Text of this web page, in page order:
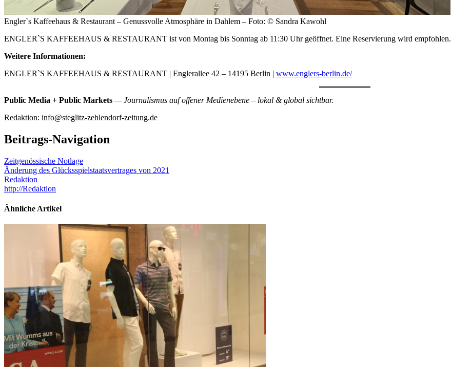
Engler`s Kaffeehaus & Restaurant – Genussvolle Atmosphäre in Dahlem – Foto: © Sandra Kawohl
ENGLER`S KAFFEEHAUS & RESTAURANT ist von Montag bis Sonntag ab 11:30 Uhr geöffnet. Eine Reservierung wird empfohlen.
Weitere Informationen:
ENGLER`S KAFFEEHAUS & RESTAURANT | Englerallee 42 – 14195 Berlin | www.englers-berlin.de/
Public Media + Public Markets — Journalismus auf offener Medienebene – lokal & global sichtbar.
Redaktion: info@steglitz-zehlendorf-zeitung.de
Beitrags-Navigation
Zeitgenössische Notlage
Änderung des Glücksspielstaatsvertrages von 2021
Redaktion
http://Redaktion
Ähnliche Artikel